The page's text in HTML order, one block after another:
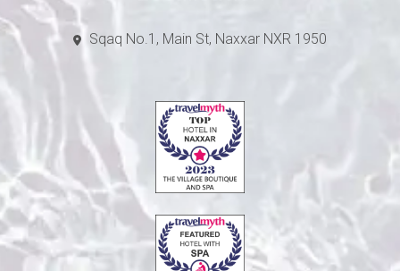
Sqaq No.1, Main St, Naxxar NXR 1950